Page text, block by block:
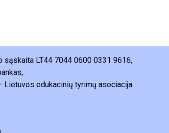
sąskaita LT44 7044 0600 0331 9616,
Lietuvos edukacinių tyrimų asociacija.